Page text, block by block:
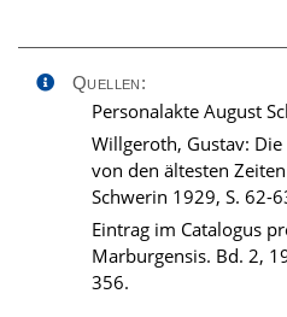
Quellen:
Personalakte August
Willgeroth, Gustav:
von den ältesten
Schwerin 1929, S. 62-
Eintrag im Catalogus
Marburgensis. Bd. 2,
356.